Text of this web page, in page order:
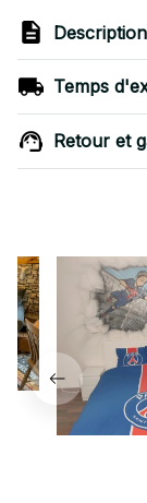
Description
Temps
Retour et